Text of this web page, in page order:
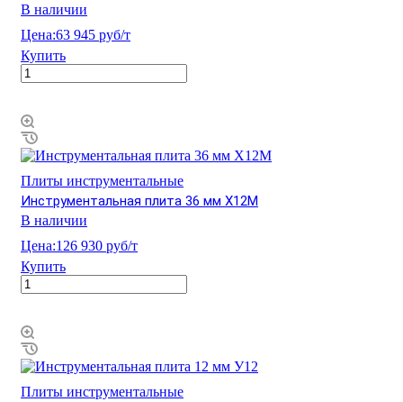
В наличии
Цена:63 945 руб/т
Купить
Плиты инструментальные
Инструментальная плита 36 мм Х12М
В наличии
Цена:126 930 руб/т
Купить
Плиты инструментальные